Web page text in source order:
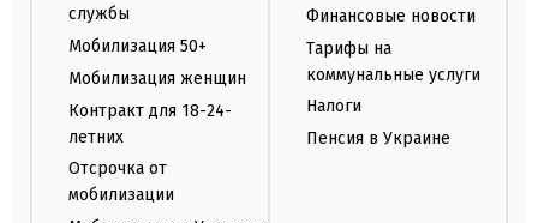
службы
Мобилизация 50+
Мобилизация женщин
Контракт для 18-24-
летних
Отсрочка от
мобилизации
Финансовые новости
Тарифы на
коммунальные услуги
Налоги
Пенсия в Украине